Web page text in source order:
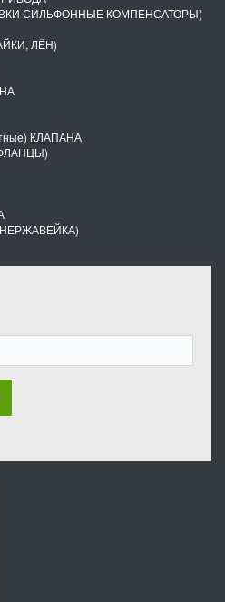
СИЛЬФОННЫЕ КОМПЕНСАТОРЫ)
ЛЁН)
КЛАПАНА